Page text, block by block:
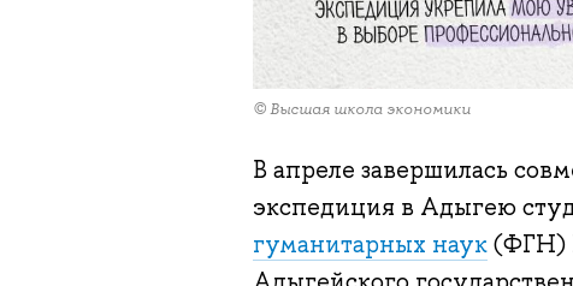
© Высшая школа экономики
В апреле завершилась
экспедиция в Адыгею
гуманитарных наук(ФГН)